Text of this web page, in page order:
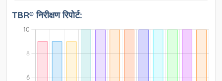
TBR® निरीक्षण रिपोर्ट: